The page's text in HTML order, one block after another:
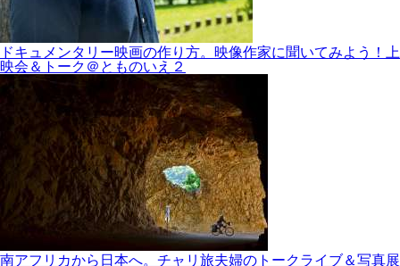
ドキュメンタリー映画の作り方。映像作家に聞いてみよう！上
映会＆トーク＠とものいえ２
南アフリカから日本へ。チャリ旅夫婦のトークライブ＆写真展